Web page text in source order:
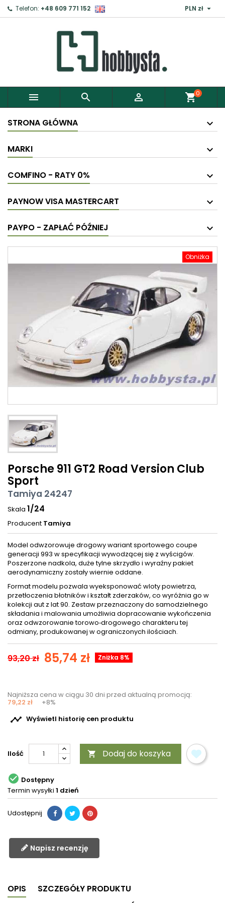
Telefon: +48 609 771 152 PLN zł 
   shopping_cart0
STRONA GŁÓWNA
MARKI
COMFINO - RATY 0%
PAYNOW VISA MASTERCART
PAYPO - ZAPŁAĆ PÓŹNIEJ
Obniżka
Porsche 911 GT2 Road Version Club
Sport
Tamiya 24247
Skala 1/24
Producent Tamiya
Model odwzorowuje drogowy wariant sportowego coupe
generacji 993 w specyfikacji wywodzącej się z wyścigów.
Poszerzone nadkola, duże tylne skrzydło i wyraźny pakiet
aerodynamiczny zostały wiernie oddane.
Format modelu pozwala wyeksponować wloty powietrza,
przetłoczenia błotników i kształt zderzaków, co wyróżnia go w
kolekcji aut z lat 90. Zestaw przeznaczony do samodzielnego
składania i malowania umożliwia dopracowanie wykończenia
oraz odwzorowanie torowo‑drogowego charakteru tej
odmiany, produkowanej w ograniczonych ilościach.
93,20 zł 85,74 zł Zniżka 8%
Najniższa cena w ciągu 30 dni przed aktualną promocją:
79,22 zł +8%
 Wyświetl historię cen produktu
Ilość  Dodaj do koszyka
 Dostępny
Termin wysyłki 1 dzień
Udostępnij
Napisz recenzję
OPIS
SZCZEGÓŁY PRODUKTU